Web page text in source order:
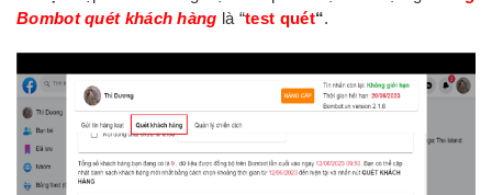
Bombot quét khách hàng là “test quét“.